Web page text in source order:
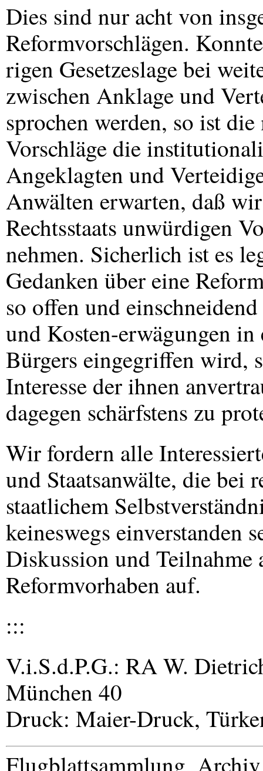
Dies sind nur acht von
Reformvorschlägen.
rigen Gesetzeslage bei
zwischen Anklage und
sprochen werden, so ist
Vorschläge die
Angeklagten und
Anwälten erwarten, daß
Rechtsstaats unwürdigen
nehmen. Sicherlich ist es
Gedanken über eine
so offen und
und Kosten-erwägungen in
Bürgers eingegriffen wird,
Interesse der ihnen
dagegen schärfstens zu
Wir fordern alle
und Staatsanwälte, die bei
staatlichem
keineswegs einverstanden
Diskussion und Teilnahme
Reformvorhaben auf.
:::
V.i.S.d.P.G.: RA W.
München 40
Druck: Maier-Druck,
Flugblattsammlung,